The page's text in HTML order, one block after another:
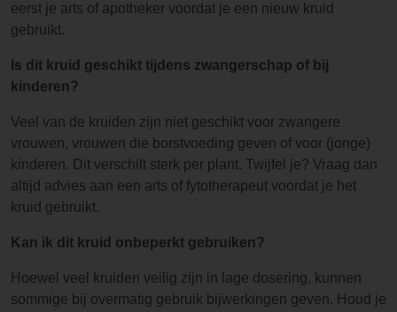
eerst je arts of apotheker voordat je een nieuw kruid
gebruikt.
Is dit kruid geschikt tijdens zwangerschap of bij
kinderen?
Veel van de kruiden zijn niet geschikt voor zwangere
vrouwen, vrouwen die borstvoeding geven of voor (jonge)
kinderen. Dit verschilt sterk per plant. Twijfel je? Vraag dan
altijd advies aan een arts of fytotherapeut voordat je het
kruid gebruikt.
Kan ik dit kruid onbeperkt gebruiken?
Hoewel veel kruiden veilig zijn in lage dosering, kunnen
sommige bij overmatig gebruik bijwerkingen geven. Houd je